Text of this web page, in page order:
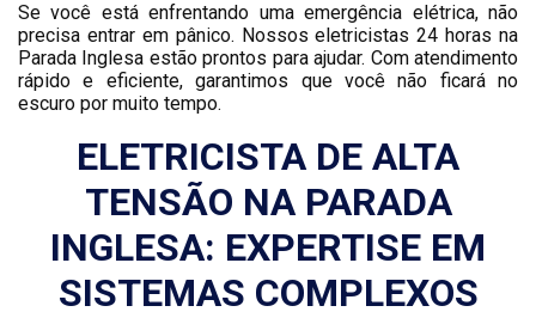
Se você está enfrentando uma emergência elétrica, não
precisa entrar em pânico. Nossos eletricistas 24 horas na
Parada Inglesa estão prontos para ajudar. Com atendimento
rápido e eficiente, garantimos que você não ficará no
escuro por muito tempo.
ELETRICISTA DE ALTA
TENSÃO NA PARADA
INGLESA: EXPERTISE EM
SISTEMAS COMPLEXOS